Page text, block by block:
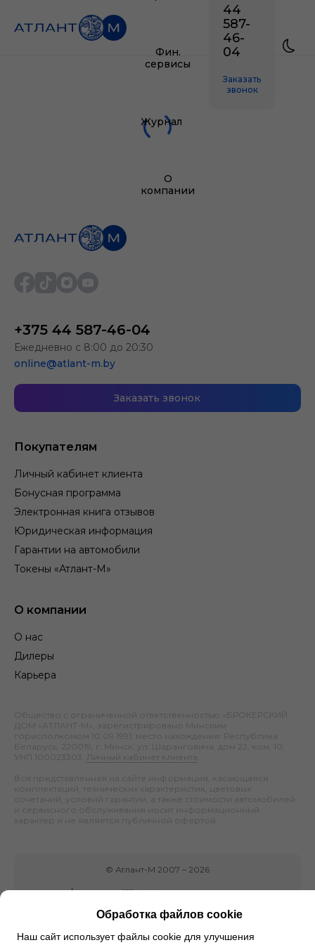
Фин.
сервисы
Журнал
О
компании
44
587-
46-
04
Заказать
звонок
Покупателям
Личный кабинет клиента
Бонусная программа
Электронная книга отзывов
Юридическая информация
Гарантии на автомобили
Токены «Атлант-М»
О компании
О нас
Дилеры
Карьера
+375 44 587-46-04
Ежедневно с 8:00 до 20:30
online@atlant-m.by
Заказать звонок
Общество с ограниченной ответственностью «БРОКЕРСКИЙ
ДОМ «АТЛАНТ-М», зарегистрировано Минским
горисполкомом 10.09.1991; место нахождения: Республика
Беларусь, 220019, г. Минск, ул. Шаранговича, дом 22, ком. 10;
УНП 100023303.
Личный кабинет клиента
Вся представленная на сайте информация, касающаяся
комплектаций, технических характеристик, цветовых
сочетаний, условий гарантии, а также стоимости автомобилей
и сервисного обслуживания носит информационный
характер и не является публичной офертой.
© Атлант-М 2007 – 2026
Обработка файлов cookie
Наш сайт использует файлы cookie для улучшения